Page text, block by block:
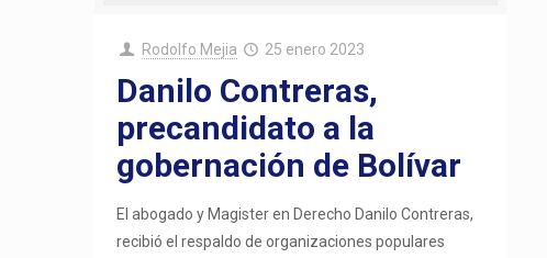
Rodolfo Mejia 25 enero 2023
Danilo Contreras,
precandidato a la
gobernación de Bolívar
El abogado y Magister en Derecho Danilo Contreras,
recibió el respaldo de organizaciones populares